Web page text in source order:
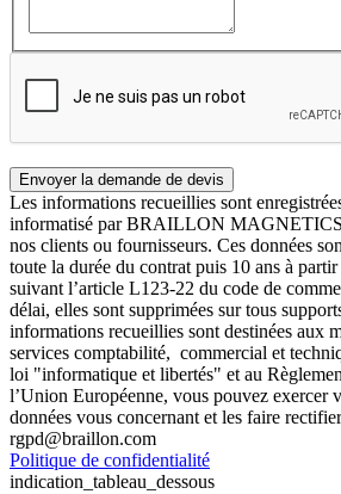
Les informations recueillies sont
informatisé par BRAILLON
nos clients ou fournisseurs. Ces données
toute la durée du contrat puis 10 ans à
suivant l’article L123-22 du code de
délai, elles sont supprimées sur tous
informations recueillies sont destinées aux
services comptabilité, commercial et
loi "informatique et libertés" et au
l’Union Européenne, vous pouvez exercer
données vous concernant et les faire
rgpd@braillon.com
Politique de confidentialité
indication_tableau_dessous